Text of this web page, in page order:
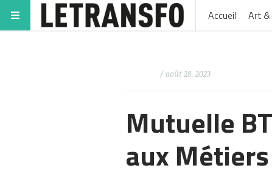
Accueil Art &
/ août 28, 2023
Mutuelle
aux